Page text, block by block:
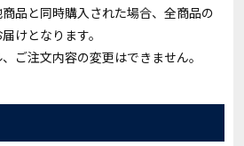
品と同時購入された場合、全商品の
けとなります。
ご注文内容の変更はできません。